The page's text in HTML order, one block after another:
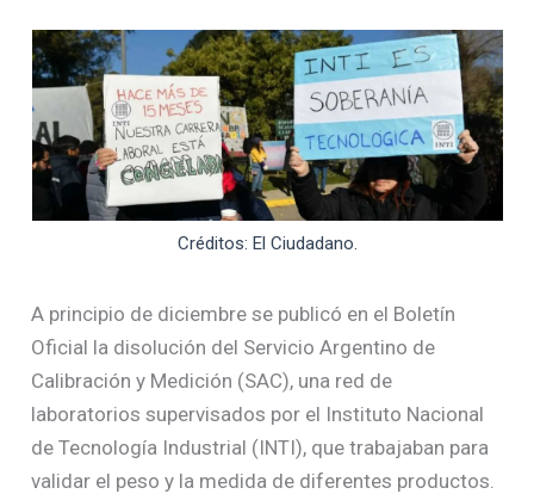
Créditos: El Ciudadano.
A principio de diciembre se publicó en el Boletín
Oficial la disolución del Servicio Argentino de
Calibración y Medición (SAC), una red de
laboratorios supervisados por el Instituto Nacional
de Tecnología Industrial (INTI), que trabajaban para
validar el peso y la medida de diferentes productos.